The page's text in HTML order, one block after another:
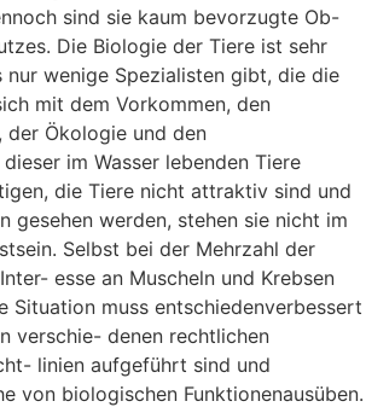
sind sie kaum bevorzugte Ob-
Die Biologie der Tiere ist sehr
nur wenige Spezialisten gibt, die die
mit dem Vorkommen, den
der Ökologie und den
im Wasser lebenden Tiere
die Tiere nicht attraktiv sind und
gesehen werden, stehen sie nicht im
Selbst bei der Mehrzahl der
esse an Muscheln und Krebsen
Situation muss entschiedenverbessert
verschie- denen rechtlichen
linien aufgeführt sind und
von biologischen Funktionenausüben.